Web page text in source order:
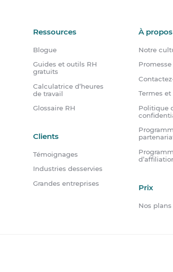
Ressources
Blogue
Guides et outils RH
gratuits
Calculatrice d’heures
de travail
Glossaire RH
À propos
Notre
Termes
Politique
Clients
Témoignages
Industries desservies
Grandes entreprises
Prix
Nos plans